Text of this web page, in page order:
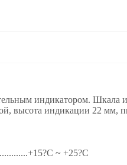
индикатором. Шкала
высота индикации 22 мм,
~ +25?С